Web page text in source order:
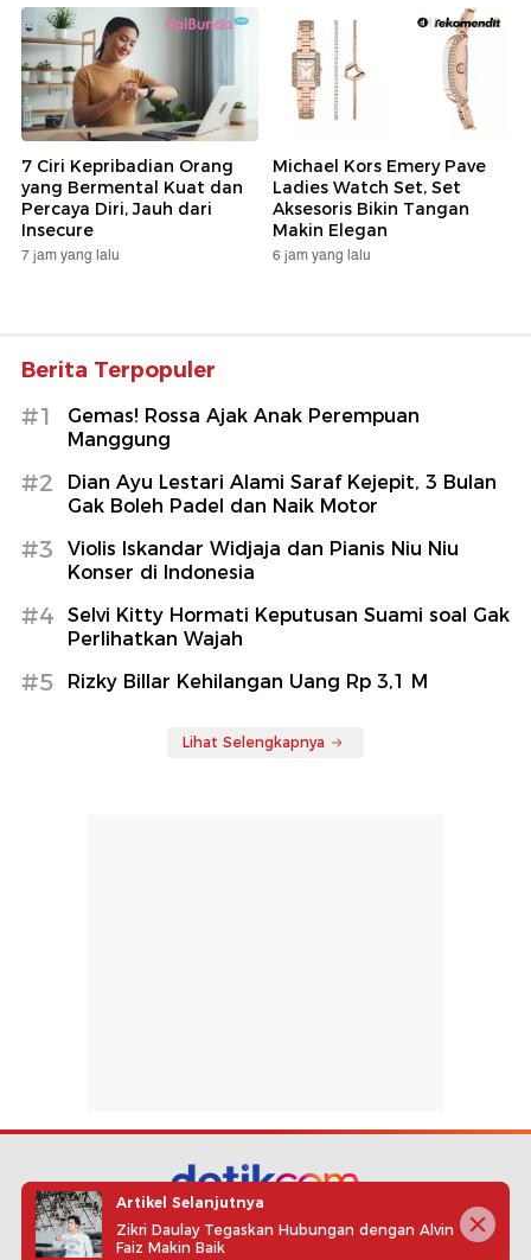
7 Ciri Kepribadian Orang
yang Bermental Kuat dan
Percaya Diri, Jauh dari
Insecure
7 jam yang lalu
Michael Kors Emery Pave
Ladies Watch Set, Set
Aksesoris Bikin Tangan
Makin Elegan
6 jam yang lalu
Berita Terpopuler
#1
Gemas! Rossa Ajak Anak Perempuan
Manggung
#2
Dian Ayu Lestari Alami Saraf Kejepit, 3 Bulan
Gak Boleh Padel dan Naik Motor
#3
Violis Iskandar Widjaja dan Pianis Niu Niu
Konser di Indonesia
#4
Selvi Kitty Hormati Keputusan Suami soal Gak
Perlihatkan Wajah
#5 Rizky Billar Kehilangan Uang Rp 3,1 M
Lihat Selengkapnya
part of
Artikel Selanjutnya
Zikri Daulay Tegaskan Hubungan dengan Alvin
Faiz Makin Baik